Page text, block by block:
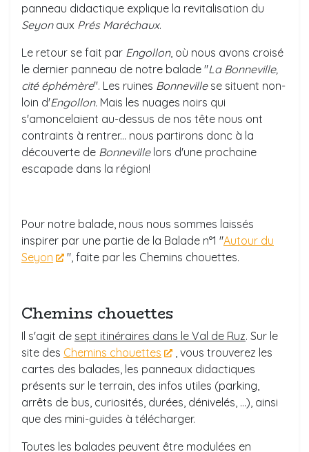
panneau didactique explique la revitalisation du
Seyon aux Prés Maréchaux.
Le retour se fait par Engollon, où nous avons croisé
le dernier panneau de notre balade "La Bonneville,
cité éphémère". Les ruines Bonneville se situent non-
loin d'Engollon. Mais les nuages noirs qui
s'amoncelaient au-dessus de nos tête nous ont
contraints à rentrer... nous partirons donc à la
découverte de Bonneville lors d'une prochaine
escapade dans la région!
Pour notre balade, nous nous sommes laissés
inspirer par une partie de la Balade n°1 "Autour du
Seyon
", faite par les Chemins chouettes.
Chemins chouettes
Il s'agit de sept itinéraires dans le Val de Ruz. Sur le
site des Chemins chouettes
, vous trouverez les
cartes des balades, les panneaux didactiques
présents sur le terrain, des infos utiles (parking,
arrêts de bus, curiosités, durées, dénivelés, ...), ainsi
que des mini-guides à télécharger.
Toutes les balades peuvent être modulées en